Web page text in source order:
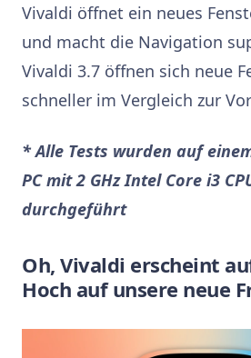
Vivaldi öffnet ein neues
und macht die Navigation
Vivaldi 3.7 öffnen sich neue
schneller im Vergleich zur
* Alle Tests wurden auf
PC mit 2 GHz Intel Core i3
durchgeführt
Oh, Vivaldi erscheint
Hoch auf unsere neue